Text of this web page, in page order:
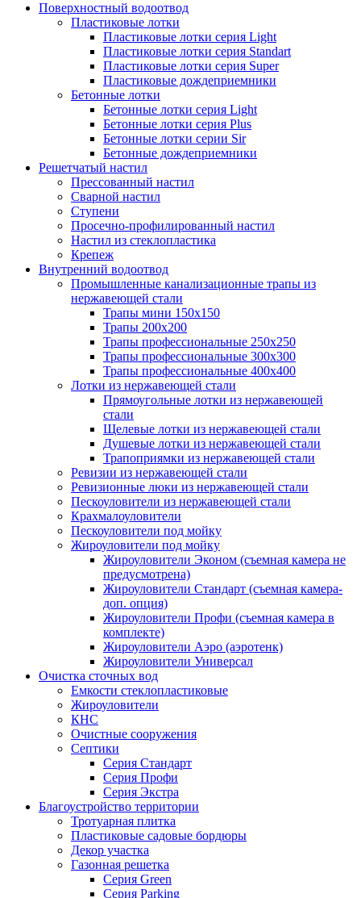
Поверхностный водоотвод
Пластиковые лотки
Пластиковые лотки серия Light
Пластиковые лотки серия Standart
Пластиковые лотки серия Super
Пластиковые дождеприемники
Бетонные лотки
Бетонные лотки серия Light
Бетонные лотки серия Plus
Бетонные лотки серии Sir
Бетонные дождеприемники
Решетчатый настил
Прессованный настил
Сварной настил
Ступени
Просечно-профилированный настил
Настил из стеклопластика
Крепеж
Внутренний водоотвод
Промышленные канализационные трапы из
нержавеющей стали
Трапы мини 150х150
Трапы 200х200
Трапы профессиональные 250х250
Трапы профессиональные 300х300
Трапы профессиональные 400х400
Лотки из нержавеющей стали
Прямоугольные лотки из нержавеющей
стали
Щелевые лотки из нержавеющей стали
Душевые лотки из нержавеющей стали
Трапоприямки из нержавеющей стали
Ревизии из нержавеющей стали
Ревизионные люки из нержавеющей стали
Пескоуловители из нержавеющей стали
Крахмалоуловители
Пескоуловители под мойку
Жироуловители под мойку
Жироуловители Эконом (съемная камера не
предусмотрена)
Жироуловители Стандарт (съемная камера-
доп. опция)
Жироуловители Профи (съемная камера в
комплекте)
Жироуловители Аэро (аэротенк)
Жироуловители Универсал
Очистка сточных вод
Емкости стеклопластиковые
Жироуловители
КНС
Очистные сооружения
Септики
Серия Стандарт
Серия Профи
Серия Экстра
Благоустройство территории
Тротуарная плитка
Пластиковые садовые бордюры
Декор участка
Газонная решетка
Серия Green
Серия Parking